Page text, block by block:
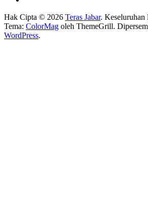
Hak Cipta © 2026 Teras Jabar. Keseluruhan
Tema: ColorMag oleh ThemeGrill.
WordPress.